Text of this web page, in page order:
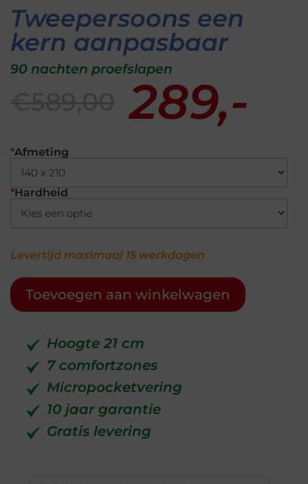
Tweepersoons een
kern aanpasbaar
90 nachten proefslapen
289,-
*Afmeting
*Hardheid
Levertijd maximaal 15 werkdagen
Toevoegen aan winkelwagen
Hoogte 21 cm
7 comfortzones
Micropocketvering
10 jaar garantie
Gratis levering